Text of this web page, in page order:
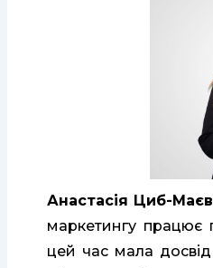
Анастасія Циб-
маркетингу працює
цей час мала досвід